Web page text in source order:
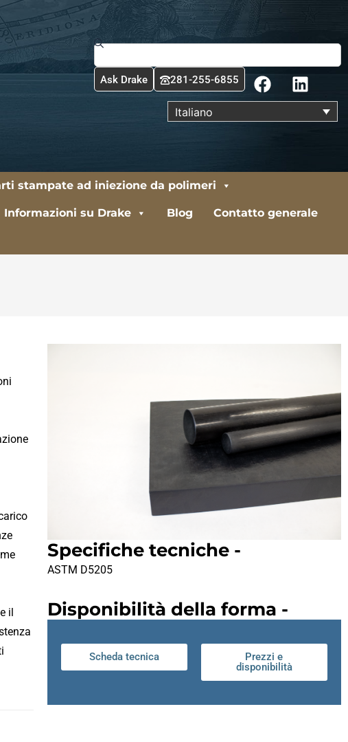
Cerca
Ask Drake 281-255-6855
F
a
c
e
o
L
i
n
k
i
Italiano
stampate ad iniezione da polimeri
Informazioni su Drake Blog Contatto generale
il
Specifiche tecniche -
ASTM D5205
Disponibilità della forma -
Scheda tecnica
Prezzi e
disponibilità